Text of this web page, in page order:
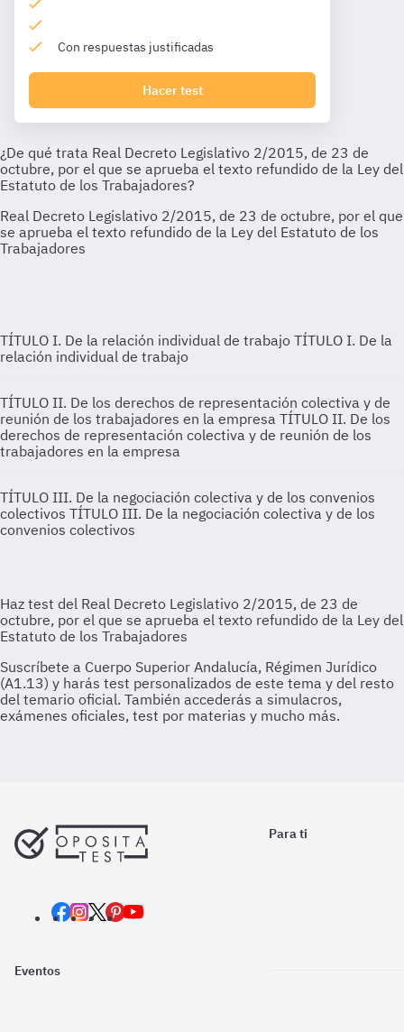
Con respuestas justificadas
Hacer test
TÍTULO I. De la relación individual de trabajo TÍTULO I. De la
relación individual de trabajo
TÍTULO II. De los derechos de representación colectiva y de
reunión de los trabajadores en la empresa TÍTULO II. De los
derechos de representación colectiva y de reunión de los
trabajadores en la empresa
TÍTULO III. De la negociación colectiva y de los convenios
colectivos TÍTULO III. De la negociación colectiva y de los
convenios colectivos
Para ti
Eventos